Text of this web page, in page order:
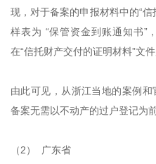
现，对于备案的申报材料中的“
样表为 “保管资金到账通知书”
在“信托财产交付的证明材料”文
由此可见，从浙江当地的案例
备案无需以不动产的过户登记为前
（2） 广东省